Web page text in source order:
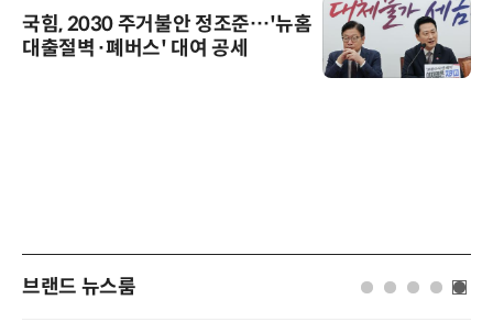
국힘, 2030 주거불안 정조준…'뉴홈
대출절벽·폐버스' 대여 공세
브랜드 뉴스룸